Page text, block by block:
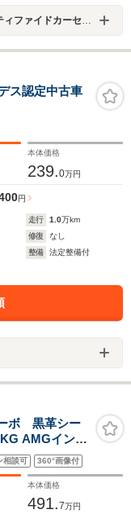
イドカーセンター
ス認定中古車
本体価格
239.0万円
円
走行 1.0万km
修復
なし
整備
法定整備付
ボ 黒革シー
AMGインテ
プレイ フルセ
グ パワーバッ
相談可 360°画像付
本体価格
491.7万円